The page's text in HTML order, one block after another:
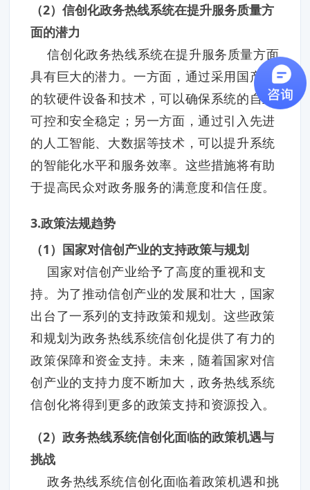
（2）信创化政务热线系统在提升服务质量方
面的潜力
信创化政务热线系统在提升服务质量方面
具有巨大的潜力。一方面，通过采用国产化
的软硬件设备和技术，可以确保系统的自主
可控和安全稳定；另一方面，通过引入先进
的人工智能、大数据等技术，可以提升系统
的智能化水平和服务效率。这些措施将有助
于提高民众对政务服务的满意度和信任度。
3.政策法规趋势
（1）国家对信创产业的支持政策与规划
国家对信创产业给予了高度的重视和支
持。为了推动信创产业的发展和壮大，国家
出台了一系列的支持政策和规划。这些政策
和规划为政务热线系统信创化提供了有力的
政策保障和资金支持。未来，随着国家对信
创产业的支持力度不断加大，政务热线系统
信创化将得到更多的政策支持和资源投入。
（2）政务热线系统信创化面临的政策机遇与
挑战
政务热线系统信创化面临着政策机遇和挑